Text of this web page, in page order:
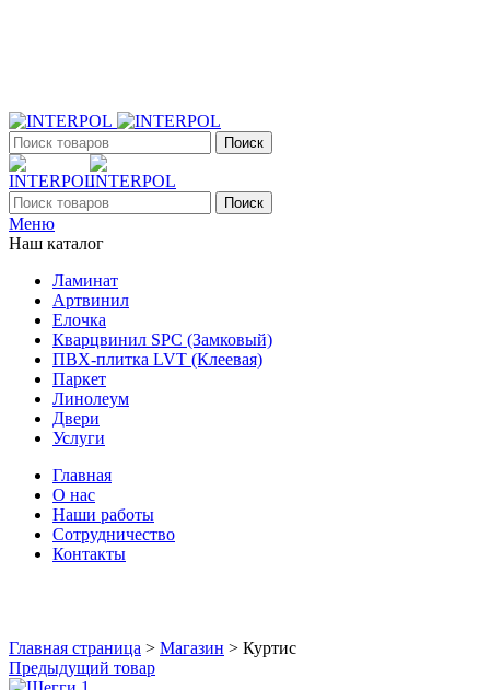
Поиск
Поиск
Меню
Наш каталог
Ламинат
Артвинил
Елочка
Кварцвинил SPC (Замковый)
ПВХ-плитка LVT (Клеевая)
Паркет
Линолеум
Двери
Услуги
Главная
О нас
Наши работы
Сотрудничество
Контакты
Главная страница > Магазин > Куртис
Предыдущий товар